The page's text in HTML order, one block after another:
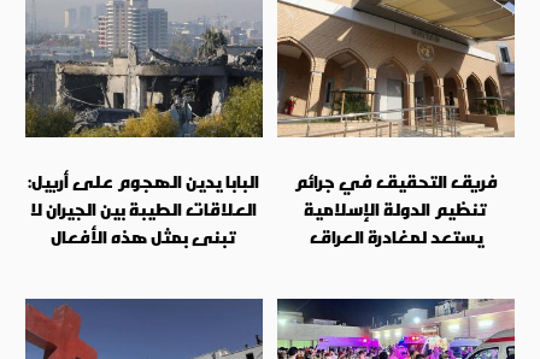
فريق التحقيق في جرائم
تنظيم الدولة الإسلامية
يستعد لمغادرة العراق
البابا يدين الهجوم على أربيل:
العلاقات الطيبة بين الجيران لا
تبنى بمثل هذه الأفعال